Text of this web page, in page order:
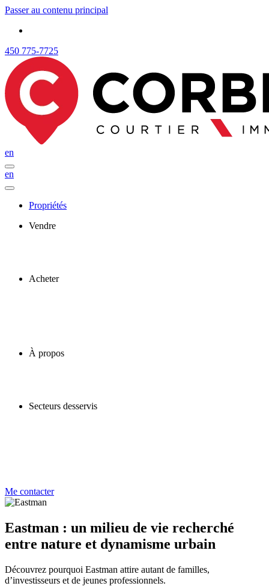
Passer au contenu principal
450 775-7725
en
en
Propriétés
Vendre
Acheter
À propos
Secteurs desservis
Me contacter
Eastman : un milieu de vie recherché
entre nature et dynamisme urbain
Découvrez pourquoi Eastman attire autant de familles,
d’investisseurs et de jeunes professionnels.